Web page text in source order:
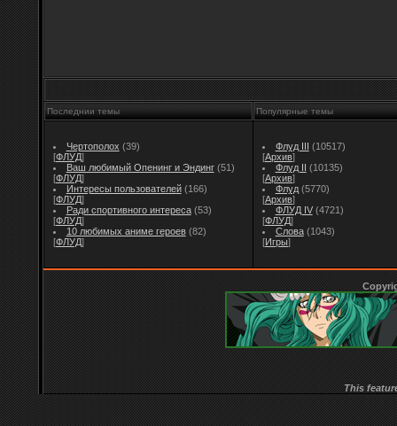
Последнии темы Популярные темы
Чертополох (39)
[ФЛУД]
Ваш любимый Опенинг и Эндинг (51)
[ФЛУД]
Интересы пользователей (166)
[ФЛУД]
Ради спортивного интереса (53)
[ФЛУД]
10 любимых аниме героев (82)
[ФЛУД]
Флуд III (10517)
[Архив]
Флуд II (10135)
[Архив]
Флуд (5770)
[Архив]
ФЛУД IV (4721)
[ФЛУД]
Слова (1043)
[Игры]
This